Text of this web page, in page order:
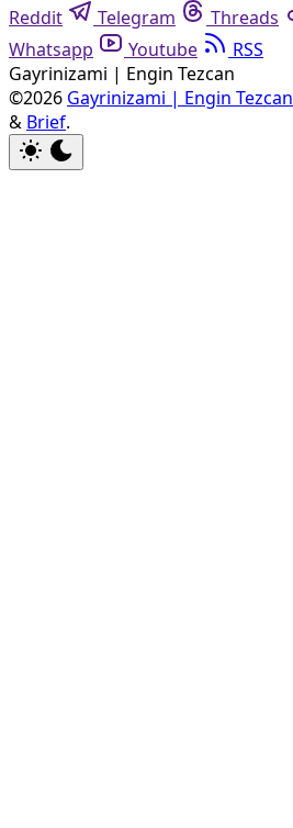
Reddit
Telegram Threads
Whatsapp
Youtube
RSS
Gayrinizami | Engin Tezcan
©2026 Gayrinizami | Engin Tezcan
& Brief.